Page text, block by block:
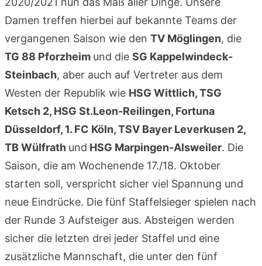
Damen treffen hierbei auf bekannte Teams der
vergangenen Saison wie den TV Möglingen, die
TG 88 Pforzheim und die SG Kappelwindeck-
Steinbach, aber auch auf Vertreter aus dem
Westen der Republik wie HSG Wittlich, TSG
Ketsch 2, HSG St.Leon-Reilingen, Fortuna
Düsseldorf, 1. FC Köln, TSV Bayer Leverkusen 2,
TB Wülfrath und HSG Marpingen-Alsweiler. Die
Saison, die am Wochenende 17./18. Oktober
starten soll, verspricht sicher viel Spannung und
neue Eindrücke. Die fünf Staffelsieger spielen nach
der Runde 3 Aufsteiger aus. Absteigen werden
sicher die letzten drei jeder Staffel und eine
zusätzliche Mannschaft, die unter den fünf